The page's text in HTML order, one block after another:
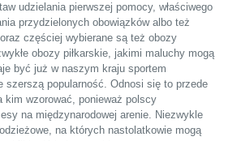
udzielania pierwszej pomocy, właściwego
przydzielonych obowiązków albo też
częściej wybierane są też obozy
obozy piłkarskie, jakimi maluchy mogą
być już w naszym kraju sportem
popularność. Odnosi się to przede
kim wzorować, ponieważ polscy
na międzynarodowej arenie. Niezwykle
na których nastolatkowie mogą